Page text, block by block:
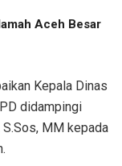
Aceh Besar
Kepala Dinas
didampingi
S.Sos, MM kepada